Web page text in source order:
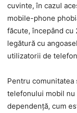
cuvinte, în cazul
mobile-phone
făcute, începând cu
legătură cu
utilizatorii de
Pentru
telefonului mobil
dependenţă, cum